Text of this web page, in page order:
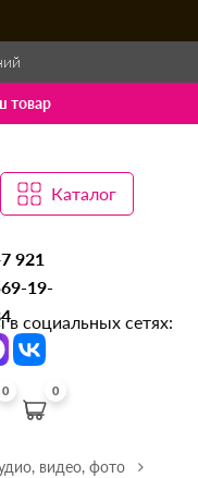
товар
Каталог
921
19-
социальных сетях:
0 0
видео, фото